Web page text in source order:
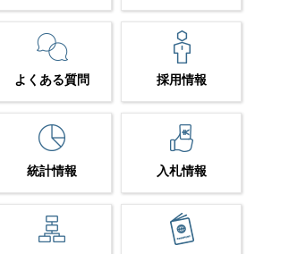
よくある質問 採用情報
統計情報 入札情報